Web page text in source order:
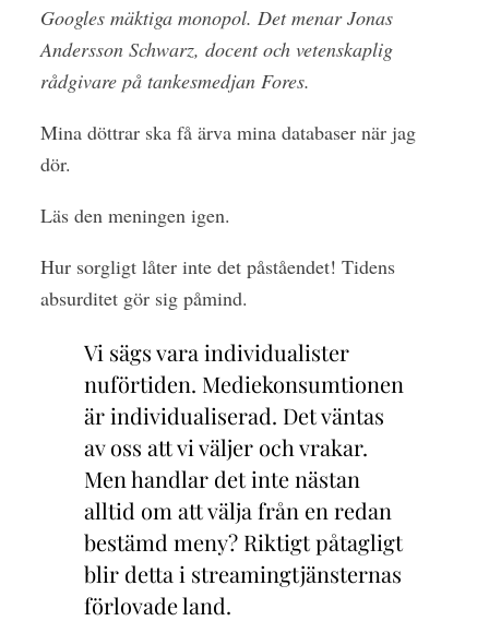
Googles mäktiga monopol. Det menar Jonas
Andersson Schwarz, docent och vetenskaplig
rådgivare på tankesmedjan Fores.
Mina döttrar ska få ärva mina databaser när jag
dör.
Läs den meningen igen.
Hur sorgligt låter inte det påståendet! Tidens
absurditet gör sig påmind.
Vi sägs vara individualister
nuförtiden. Mediekonsumtionen
är individualiserad. Det väntas
av oss att vi väljer och vrakar.
Men handlar det inte nästan
alltid om att välja från en redan
bestämd meny? Riktigt påtagligt
blir detta i streamingtjänsternas
förlovade land.